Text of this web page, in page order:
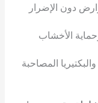
دون الإضرار
الأخشاب
المصاحبة